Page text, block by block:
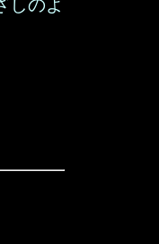
しのよ